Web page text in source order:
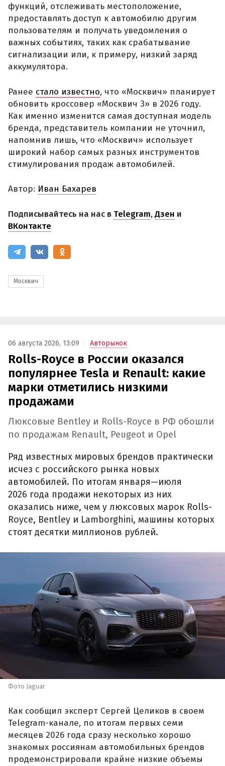
функций, отслеживать местоположение,
предоставлять доступ к автомобилю другим
пользователям и получать уведомления о
важных событиях, таких как срабатывание
сигнализации или, к примеру, низкий заряд
аккумулятора.
Ранее стало известно, что «Москвич» планирует
обновить кроссовер «Москвич 3» в 2026 году.
Как именно изменится самая доступная модель
бренда, представитель компании не уточнил,
напомнив лишь, что «Москвич» использует
широкий набор самых разных инструментов
стимулирования продаж автомобилей.
Автор: Иван Бахарев
Подписывайтесь на нас в Telegram,Дзен и
ВКонтакте
Москвич
06 августа 2026, 13:09 Авторынок
Rolls-Royce в России оказался
популярнее Tesla и Renault: какие
марки отметились низкими
продажами
Люксовые Bentley и Rolls-Royce в РФ обошли
по продажам Renault, Peugeot и Opel
Ряд известных мировых брендов практически
исчез с российского рынка новых
автомобилей. По итогам января—июля
2026 года продажи некоторых из них
оказались ниже, чем у люксовых марок Rolls-
Royce, Bentley и Lamborghini, машины которых
стоят десятки миллионов рублей.
Фото Jaguar
Как сообщил эксперт Сергей Целиков в своем
Telegram-канале, по итогам первых семи
месяцев 2026 года сразу несколько хорошо
знакомых россиянам автомобильных брендов
продемонстрировали крайне низкие объемы